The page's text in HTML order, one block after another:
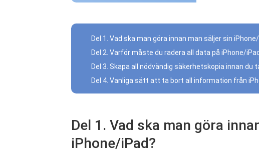
Del 1. Vad ska man göra innan man säljer sin
Del 2. Varför måste du radera all data på iPhone/
Del 3. Skapa all nödvändig säkerhetskopia innan du
Del 4. Vanliga sätt att ta bort all information från
Del 1. Vad ska man göra
iPhone/iPad?